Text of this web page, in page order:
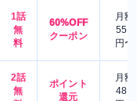
1話
無
料
60%OFF
クーポン
月額
550
円〜
2話
無
ポイント
還元
月額
480